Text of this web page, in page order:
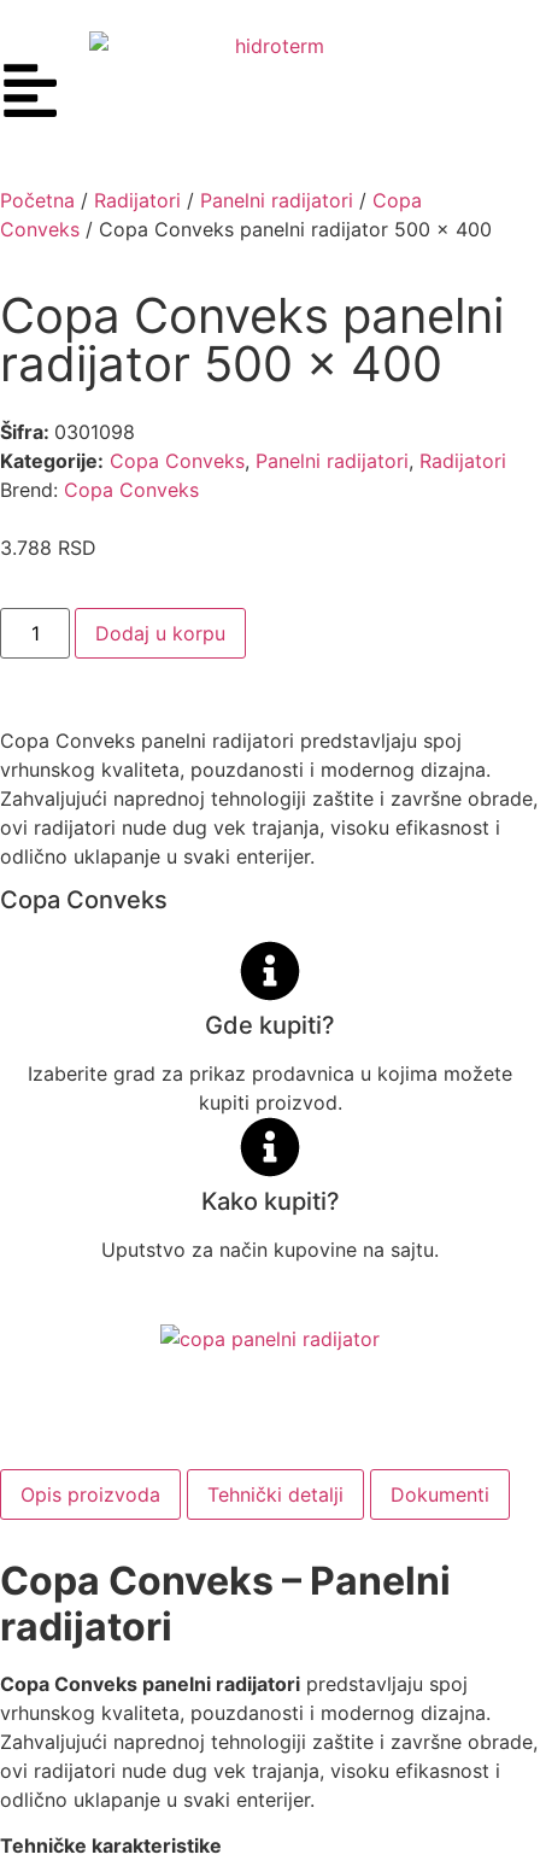
Početna / Radijatori / Panelni radijatori / Copa
Conveks / Copa Conveks panelni radijator 500 x 400
Copa Conveks panelni
radijator 500 x 400
Šifra: 0301098
Kategorije: Copa Conveks, Panelni radijatori, Radijatori
Brend: Copa Conveks
3.788 RSD
Dodaj u korpu
Copa Conveks panelni radijatori predstavljaju spoj
vrhunskog kvaliteta, pouzdanosti i modernog dizajna.
Zahvaljujući naprednoj tehnologiji zaštite i završne obrade,
ovi radijatori nude dug vek trajanja, visoku efikasnost i
odlično uklapanje u svaki enterijer.
Copa Conveks
Gde kupiti?
Izaberite grad za prikaz prodavnica u kojima možete
kupiti proizvod.
Kako kupiti?
Uputstvo za način kupovine na sajtu.
Opis proizvoda Tehnički detalji Dokumenti
Copa Conveks – Panelni
radijatori
Copa Conveks panelni radijatori predstavljaju spoj
vrhunskog kvaliteta, pouzdanosti i modernog dizajna.
Zahvaljujući naprednoj tehnologiji zaštite i završne obrade,
ovi radijatori nude dug vek trajanja, visoku efikasnost i
odlično uklapanje u svaki enterijer.
Tehničke karakteristike